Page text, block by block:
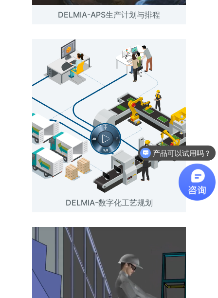
DELMIA-APS生产计划与排程
DELMIA-数字化工艺规划
产品可以试用吗？
软件有折扣吗？